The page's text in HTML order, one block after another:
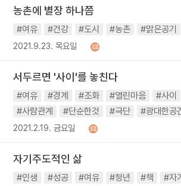
농촌에 별장 하나쯤
#여유 #건강 #도시 #농촌 #맑은공기
2021.9.23. 목요일
서두르면 '사이'를 놓친다
#여유 #경계 #조화 #열린마음 #사이
#사람관계
#단순한것 #극단 #광대한공
2021.2.19. 금요일
자기주도적인 삶
#인생 #성공 #여유 #청년 #책 #자